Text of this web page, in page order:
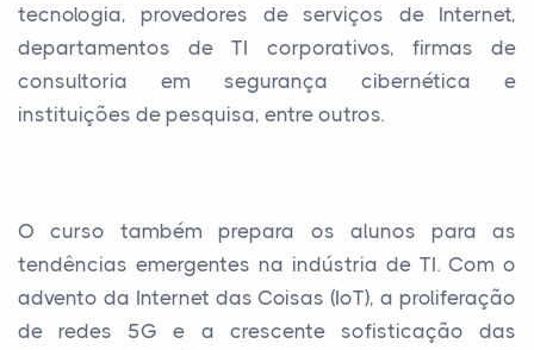
tecnologia, provedores de serviços de Internet,
departamentos de TI corporativos, firmas de
consultoria em segurança cibernética e
instituições de pesquisa, entre outros.
O curso também prepara os alunos para as
tendências emergentes na indústria de TI. Com o
advento da Internet das Coisas (IoT), a proliferação
de redes 5G e a crescente sofisticação das